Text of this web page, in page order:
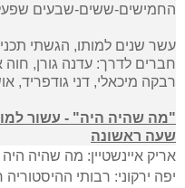
החמישים-ששים-שבעים
עשר שנים למותו, הגשתי
חברים לדרך: עדנה גורן, חוה
רבקה מיכאלי, דני גודפריד,
שעה ראשונה
אריק איינשטיין: מה שהיה היה
יפה ירקוני: רבותי ההיסטוריה